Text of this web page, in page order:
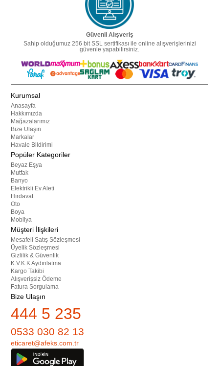
Güvenli Alışveriş
Sahip olduğumuz 256 bit SSL sertifikası ile online alışverişlerinizi
güvenle yapabilirsiniz.
Kurumsal
Anasayfa
Hakkımızda
Mağazalarımız
Bize Ulaşın
Markalar
Havale Bildirimi
Popüler Kategoriler
Beyaz Eşya
Mutfak
Banyo
Elektrikli Ev Aleti
Hırdavat
Oto
Boya
Mobilya
Müşteri İlişkileri
Mesafeli Satış Sözleşmesi
Üyelik Sözleşmesi
Gizlilik & Güvenlik
K.V.K.K Aydınlatma
Kargo Takibi
Alışverişsiz Ödeme
Fatura Sorgulama
Bize Ulaşın
444 5 235
0533 030 82 13
eticaret@afeks.com.tr